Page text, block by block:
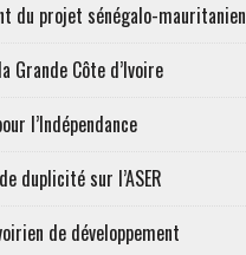
du projet sénégalo-mauritanien
Grande Côte d’Ivoire
l’Indépendance
duplicité sur l’ASER
de développement